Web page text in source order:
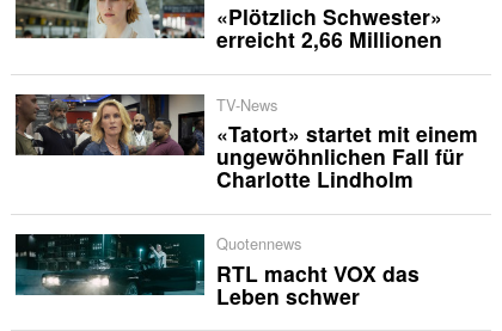
«Plötzlich Schwester»
erreicht 2,66 Millionen
TV-News
«Tatort» startet mit einem
ungewöhnlichen Fall für
Charlotte Lindholm
Quotennews
RTL macht VOX das
Leben schwer